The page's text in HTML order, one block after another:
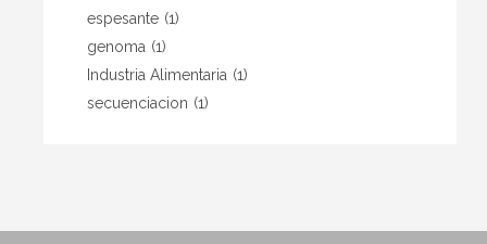
espesante (1)
genoma (1)
Industria Alimentaria (1)
secuenciacion (1)